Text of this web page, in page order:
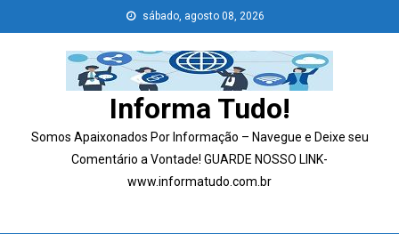
to
sábado, agosto 08, 2026
Informa Tudo!
Somos Apaixonados Por Informação – Navegue e Deixe seu
Comentário a Vontade! GUARDE NOSSO LINK-
www.informatudo.com.br